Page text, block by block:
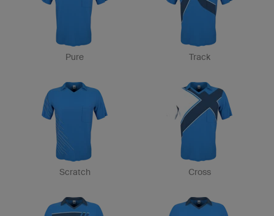
Pure Track
Scratch Cross